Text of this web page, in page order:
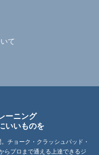
て
ーニング
いいものを
チョーク・クラッシュパッド・
らプロまで通える上達できるジ